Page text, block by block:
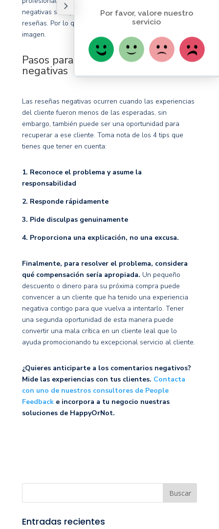
negativas será percibido por otros clientes que lean las
reseñas. Por lo que debes esmerarte en dar la mejor
imagen.
Pasos para responder a las críticas
negativas
Las reseñas negativas ocurren cuando las experiencias
del cliente fueron menos de las esperadas, sin
embargo, también puede ser una oportunidad para
recuperar a ese cliente. Toma nota de los 4 tips que
tienes que tener en cuenta:
1. Reconoce el problema y asume la
responsabilidad
2. Responde rápidamente
3. Pide disculpas genuinamente
4. Proporciona una explicación, no una excusa.
Finalmente, para resolver el problema, considera
qué compensación sería apropiada. Un pequeño
descuento o dinero para su próxima compra puede
convencer a un cliente que ha tenido una experiencia
negativa contigo para que vuelva a intentarlo. Tener
una segunda oportunidad de esta manera puede
convertir una mala crítica en un cliente leal que lo
ayuda promocionando tu excepcional servicio al cliente.
¿Quieres anticiparte a los comentarios negativos?
Mide las experiencias con tus clientes. Contacta
con uno de nuestros consultores de People
Feedbacke incorpora a tu negocio nuestras
soluciones de HappyOrNot.
Entradas recientes